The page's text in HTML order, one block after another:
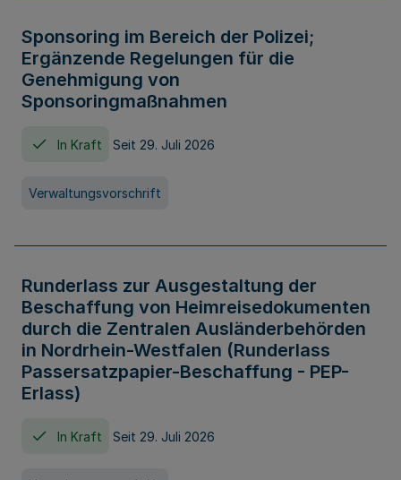
Sponsoring im Bereich der Polizei;
Ergänzende Regelungen für die
Genehmigung von
Sponsoringmaßnahmen
In Kraft Seit 29. Juli 2026
Verwaltungsvorschrift
Runderlass zur Ausgestaltung der
Beschaffung von Heimreisedokumenten
durch die Zentralen Ausländerbehörden
in Nordrhein-Westfalen (Runderlass
Passersatzpapier-Beschaffung - PEP-
Erlass)
In Kraft Seit 29. Juli 2026